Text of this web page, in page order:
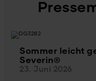
Sommer leicht
Severin®
23. Juni 2026